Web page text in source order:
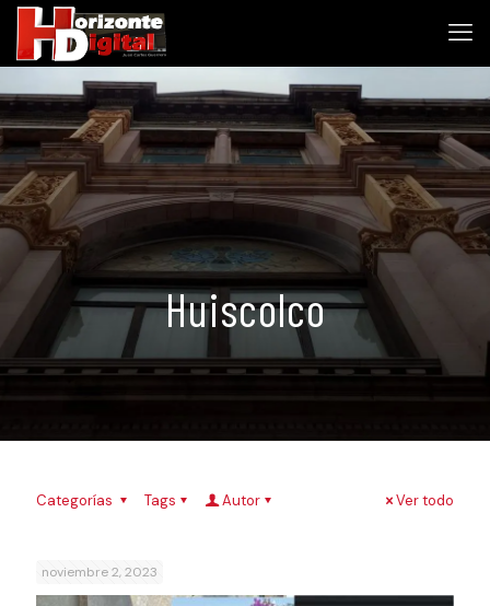
Huiscolco
Categorías Tags Autor Ver todo
noviembre 2, 2023